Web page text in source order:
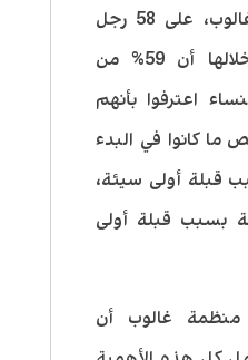
أجريت في منظمة غالوب، على 58 رجل
و122 امرأة، وجد خلالها أن 59% من
من النساء اعترفوا بأنهم
ما كانوا في البدء
قبلة أولى سيئة،
بسبب قبلة أولى
غالوب أن